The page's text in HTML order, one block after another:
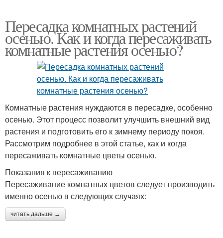
Пересадка комнатных растений
осенью. Как и когда пересаживать
комнатные растения осенью?
Комнатные растения нуждаются в пересадке, особенно
осенью. Этот процесс позволит улучшить внешний вид
растения и подготовить его к зимнему периоду покоя.
Рассмотрим подробнее в этой статье, как и когда
пересаживать комнатные цветы осенью.
Показания к пересаживанию
Пересаживание комнатных цветов следует производить
именно осенью в следующих случаях:
читать дальше →